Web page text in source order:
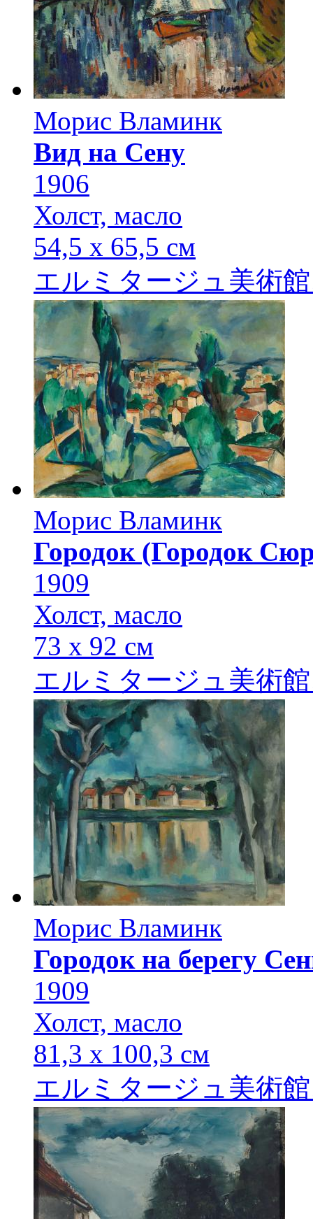
Морис Вламинк
Вид на Сену
1906
Холст, масло
54,5 х 65,5 см
エルミタージュ美術
Морис Вламинк
Городок (Городок
1909
Холст, масло
73 х 92 см
エルミタージュ美術
Морис Вламинк
Городок на берегу
1909
Холст, масло
81,3 х 100,3 см
エルミタージュ美術